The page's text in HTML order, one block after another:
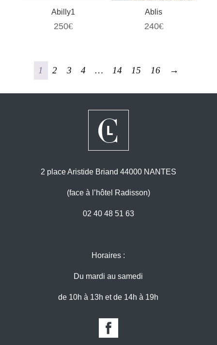
Abilly1
250€
Ablis
240€
1 2 3 4 … 14 15 16 →
2 place Aristide Briand 44000 NANTES
(face à l’hôtel Radisson)
02 40 48 51 63
Horaires :
Du mardi au samedi
de 10h à 13h et de 14h à 19h